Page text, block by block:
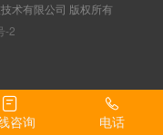
术有限公司 版权所有
-2
咨询 电话